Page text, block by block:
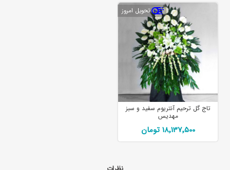
تحویل امروز
تاج گل ترحیم آنتریوم سفید و سبز
مهدیس
18٬137٬500 تومان